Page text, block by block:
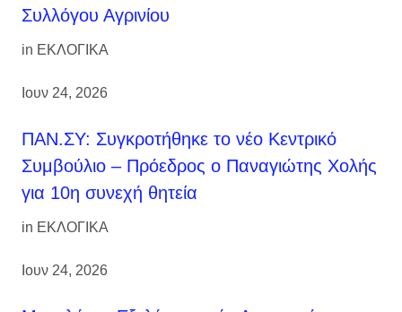
Συλλόγου Αγρινίου
in ΕΚΛΟΓΙΚΑ
Ιουν 24, 2026
ΠΑΝ.ΣΥ: Συγκροτήθηκε το νέο Κεντρικό
Συμβούλιο – Πρόεδρος ο Παναγιώτης Χολής
για 10η συνεχή θητεία
in ΕΚΛΟΓΙΚΑ
Ιουν 24, 2026